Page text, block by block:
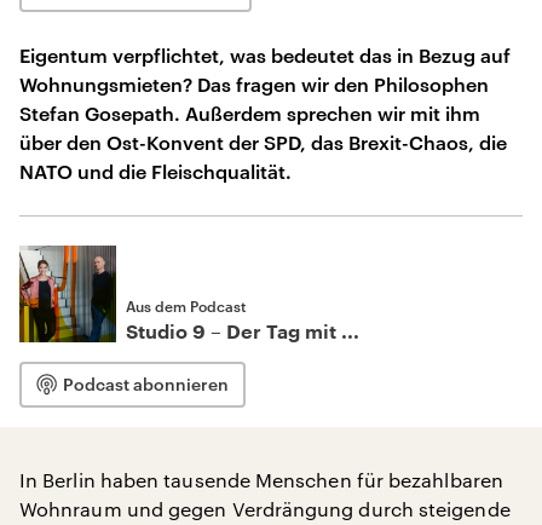
Eigentum verpflichtet, was bedeutet das in Bezug auf
Wohnungsmieten? Das fragen wir den Philosophen
Stefan Gosepath. Außerdem sprechen wir mit ihm
über den Ost-Konvent der SPD, das Brexit-Chaos, die
NATO und die Fleischqualität.
Aus dem Podcast
Studio 9 – Der Tag mit ...
Podcast abonnieren
In Berlin haben tausende Menschen für bezahlbaren
Wohnraum und gegen Verdrängung durch steigende